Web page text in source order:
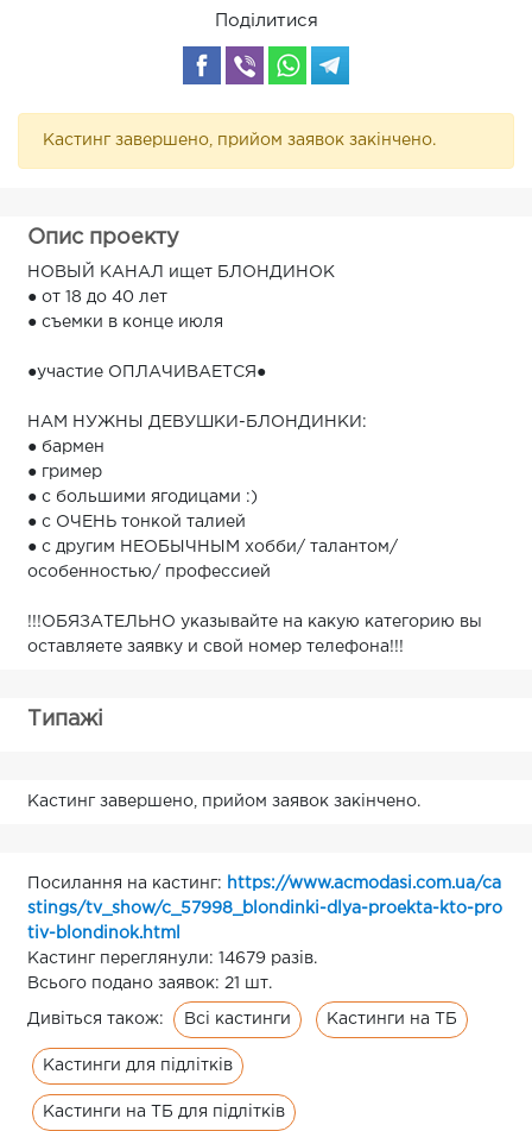
Поділитися
Кастинг завершено, прийом заявок закінчено.
Опис проекту
НОВЫЙ КАНАЛ ищет БЛОНДИНОК
● от 18 до 40 лет
● съемки в конце июля
●участие ОПЛАЧИВАЕТСЯ●
НАМ НУЖНЫ ДЕВУШКИ-БЛОНДИНКИ:
● бармен
● гример
● с большими ягодицами :)
● с ОЧЕНЬ тонкой талией
● с другим НЕОБЫЧНЫМ хобби/ талантом/
особенностью/ профессией
!!!ОБЯЗАТЕЛЬНО указывайте на какую категорию вы
оставляете заявку и свой номер телефона!!!
Типажі
Кастинг завершено, прийом заявок закінчено.
Посилання на кастинг: https://www.acmodasi.com.ua/ca
stings/tv_show/c_57998_blondinki-dlya-proekta-kto-pro
tiv-blondinok.html
Кастинг переглянули: 14679 разів.
Всього подано заявок: 21 шт.
Дивіться також: Всі кастинги Кастинги на ТБ
Кастинги для підлітків
Кастинги на ТБ для підлітків